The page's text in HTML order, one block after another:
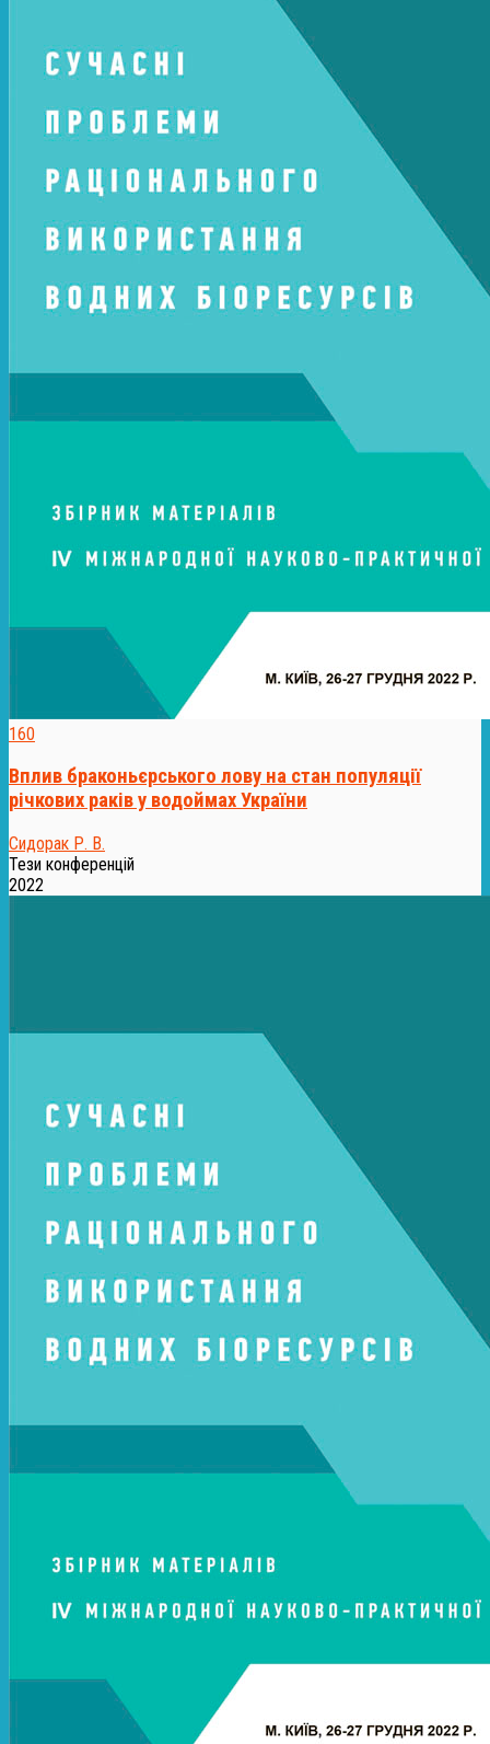
160
Вплив браконьєрського лову на стан популяції
річкових раків у водоймах України
Сидорак Р. В.
Тези конференцій
2022